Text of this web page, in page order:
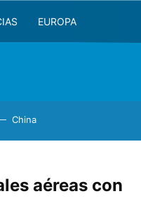
EUROPA
China
aéreas con